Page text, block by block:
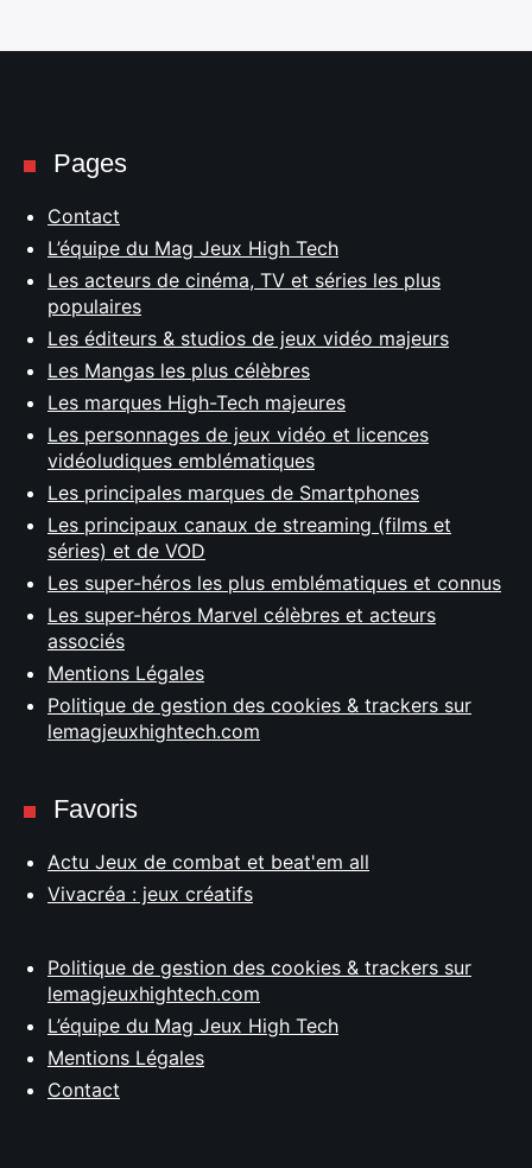
Pages
Contact
L’équipe du Mag Jeux High Tech
Les acteurs de cinéma, TV et séries les plus
populaires
Les éditeurs & studios de jeux vidéo majeurs
Les Mangas les plus célèbres
Les marques High-Tech majeures
Les personnages de jeux vidéo et licences
vidéoludiques emblématiques
Les principales marques de Smartphones
Les principaux canaux de streaming (films et
séries) et de VOD
Les super-héros les plus emblématiques et connus
Les super-héros Marvel célèbres et acteurs
associés
Mentions Légales
Politique de gestion des cookies & trackers sur
lemagjeuxhightech.com
Favoris
Actu Jeux de combat et beat'em all
Vivacréa : jeux créatifs
Politique de gestion des cookies & trackers sur
lemagjeuxhightech.com
L’équipe du Mag Jeux High Tech
Mentions Légales
Contact